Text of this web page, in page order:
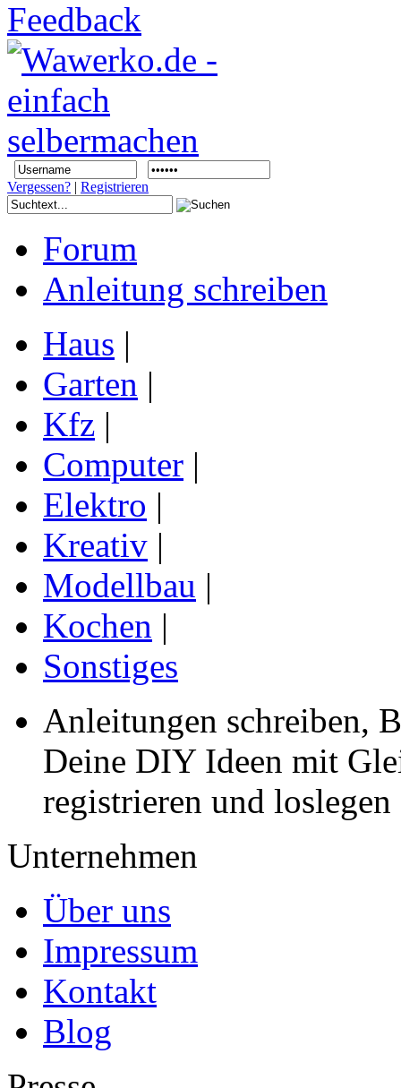
Vergessen? | Registrieren
Forum
Anleitung schreiben
Haus |
Garten |
Kfz |
Computer |
Elektro |
Kreativ |
Modellbau |
Kochen |
Sonstiges
Anleitungen schreiben,
Deine DIY Ideen mit
registrieren und loslegen
Unternehmen
Über uns
Impressum
Kontakt
Blog